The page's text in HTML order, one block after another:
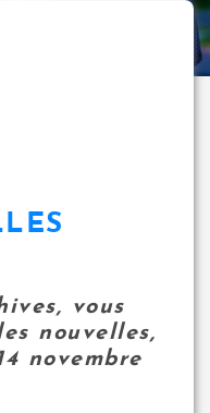
vous
nouvelles,
novembre